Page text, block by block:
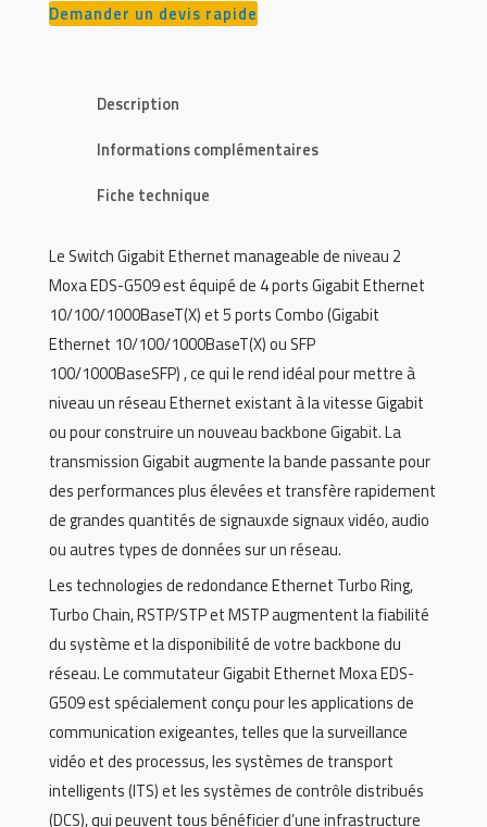
Demander un devis rapide
Description
Informations complémentaires
Fiche technique
Le Switch Gigabit Ethernet manageable de niveau 2
Moxa EDS-G509 est équipé de 4 ports Gigabit Ethernet
10/100/1000BaseT(X) et 5 ports Combo (Gigabit
Ethernet 10/100/1000BaseT(X) ou SFP
100/1000BaseSFP) , ce qui le rend idéal pour mettre à
niveau un réseau Ethernet existant à la vitesse Gigabit
ou pour construire un nouveau backbone Gigabit. La
transmission Gigabit augmente la bande passante pour
des performances plus élevées et transfère rapidement
de grandes quantités de signauxde signaux vidéo, audio
ou autres types de données sur un réseau.
Les technologies de redondance Ethernet Turbo Ring,
Turbo Chain, RSTP/STP et MSTP augmentent la fiabilité
du système et la disponibilité de votre backbone du
réseau. Le commutateur Gigabit Ethernet Moxa EDS-
G509 est spécialement conçu pour les applications de
communication exigeantes, telles que la surveillance
vidéo et des processus, les systèmes de transport
intelligents (ITS) et les systèmes de contrôle distribués
(DCS), qui peuvent tous bénéficier d’une infrastructure